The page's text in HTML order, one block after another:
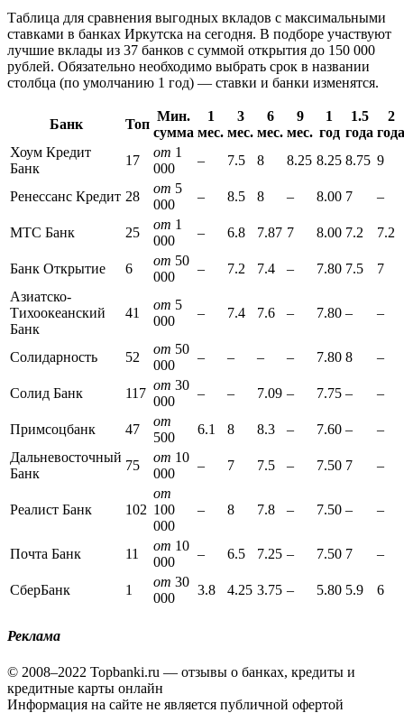
Таблица для сравнения выгодных вкладов с максимальными
ставками в банках Иркутска на сегодня. В подборе участвуют
лучшие вклады из 37 банков с суммой открытия до 150 000
рублей. Обязательно необходимо выбрать срок в названии
столбца (по умолчанию 1 год) — ставки и банки изменятся.
Банк Топ
Мин.
сумма
1
мес.
3
мес.
6
мес.
9
мес.
1
год
1.5
года
2
года
Хоум Кредит
Банк
17
от 1
000
– 7.5 8 8.25 8.25 8.75 9
Ренессанс Кредит 28
от 5
000
– 8.5 8 – 8.00 7 –
МТС Банк 25
от 1
000
– 6.8 7.87 7 8.00 7.2 7.2
Банк Открытие 6
от 50
000
– 7.2 7.4 – 7.80 7.5
7
Азиатско-
Тихоокеанский
Банк
41
от 5
000
– 7.4 7.6 – 7.80 – –
Солидарность 52
от 50
000
– – – – 7.80 8 –
Солид Банк 117
от 30
000
– – 7.09 – 7.75 – –
Примсоцбанк 47
от
500
6.1 8 8.3 – 7.60 –
–
Дальневосточный
Банк
75
от 10
000
– 7 7.5 – 7.50 7 –
Реалист Банк 102
от
100
000
– 8 7.8 – 7.50 – –
Почта Банк 11
от 10
000
– 6.5 7.25 – 7.50 7 –
СберБанк 1
от 30
000
3.8 4.25 3.75 – 5.80 5.9 6
Реклама
© 2008–2022 Topbanki.ru — отзывы о банках, кредиты и
кредитные карты онлайн
Информация на сайте не является публичной офертой